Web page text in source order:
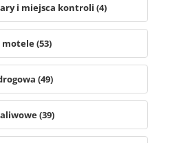
i miejsca kontroli (4)
(53)
(49)
(39)